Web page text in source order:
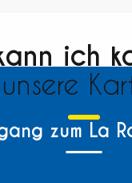
ich
unsere
zum La